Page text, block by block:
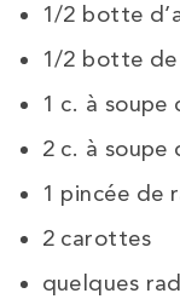
1/2 botte
1/2 botte
1 c. à soupe
2 c. à
1 pincée de
2 carottes
quelques